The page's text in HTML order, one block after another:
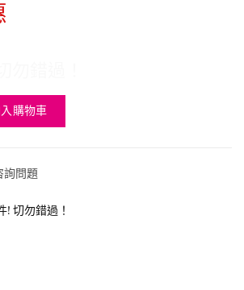
購物車
詢問題
! 切勿錯過！